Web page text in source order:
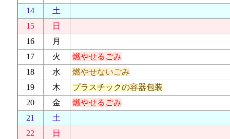
14
土
15
日
16
月
17
火
燃やせるごみ
18
水
燃やせないごみ
19
木
プラスチックの容器包装
20
金
燃やせるごみ
21
土
22
日